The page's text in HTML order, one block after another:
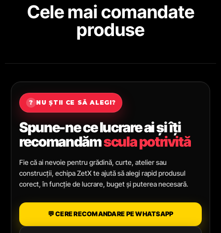
Cele mai comandate
produse
? NU ȘTII CE SĂ ALEGI?
Spune-ne ce lucrare ai și îți
recomandămscula potrivită
Fie că ai nevoie pentru grădină, curte, atelier sau
construcții, echipa ZetX te ajută să alegi rapid produsul
corect, în funcție de lucrare, buget și puterea necesară.
💬 CERE RECOMANDARE PE WHATSAPP